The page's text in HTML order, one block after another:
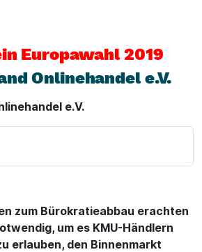
Europawahl 2019
Onlinehandel e.V.
e.V.
zum Bürokratieabbau erachten
um es KMU-Händlern
erlauben, den Binnenmarkt